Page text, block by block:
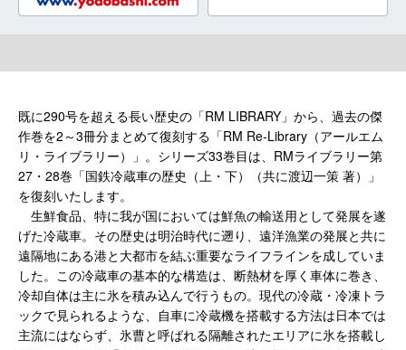
既に290号を超える長い歴史の「RM LIBRARY」から、過去の傑
作巻を2～3冊分まとめて復刻する「RM Re-Library（アールエム
リ・ライブラリー）」。シリーズ33巻目は、RMライブラリー第
27・28巻「国鉄冷蔵車の歴史（上・下）（共に渡辺一策 著）」
を復刻いたします。
生鮮食品、特に我が国においては鮮魚の輸送用として発展を遂
げた冷蔵車。その歴史は明治時代に遡り、遠洋漁業の発展と共に
遠隔地にある港と大都市を結ぶ重要なライフラインを成していま
した。この冷蔵車の基本的な構造は、断熱材を厚く車体に巻き、
冷却自体は主に氷を積み込んで行うもの。現代の冷蔵・冷凍トラ
ックで見られるような、自車に冷蔵機を搭載する方法は日本では
主流にはならず、氷曹と呼ばれる隔離されたエリアに氷を搭載し